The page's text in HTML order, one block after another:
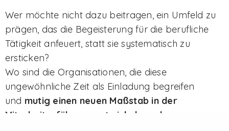
Wer möchte nicht dazu beitragen, ein Umfeld zu
prägen, das die Begeisterung für die berufliche
Tätigkeit anfeuert, statt sie systematisch zu
ersticken?
Wo sind die Organisationen, die diese
ungewöhnliche Zeit als Einladung begreifen
und mutig einen neuen Maßstab in der
Mitarbeiterführung entwickeln und